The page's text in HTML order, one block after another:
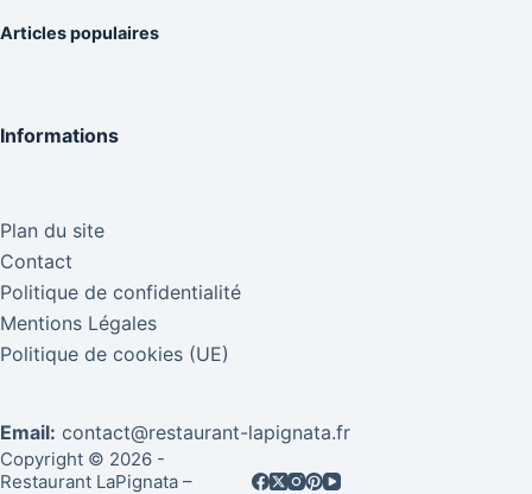
Articles populaires
Informations
Plan du site
Contact
Politique de confidentialité
Mentions Légales
Politique de cookies (UE)
Email: contact@restaurant-lapignata.fr
Copyright © 2026 -
Restaurant LaPignata –